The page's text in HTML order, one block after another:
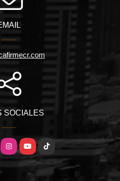
SOCIALES
InstagramYouTubeTikTok